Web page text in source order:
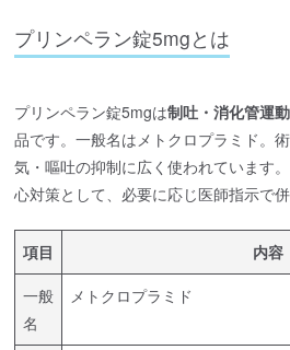
プリンペラン錠5mgとは
プリンペラン錠5mgは制吐・消化管運
品です。一般名はメトクロプラミド。
気・嘔吐の抑制に広く使われています
心対策として、必要に応じ医師指示で併
項目
内容
一般
名
メトクロプラミド